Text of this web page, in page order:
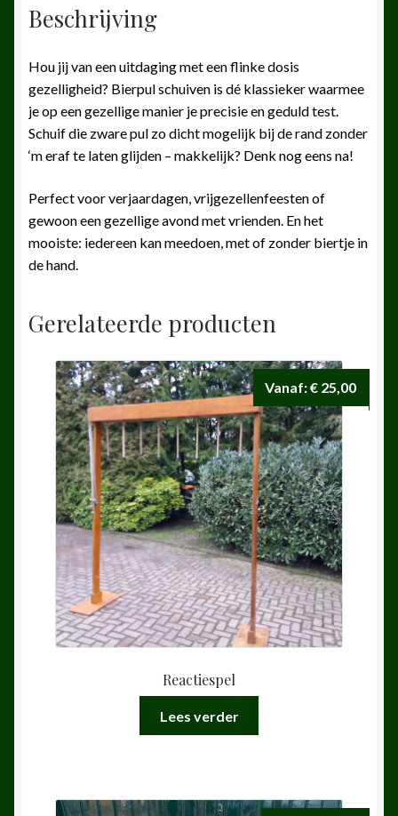
Beschrijving
Hou jij van een uitdaging met een flinke dosis
gezelligheid? Bierpul schuiven is dé klassieker waarmee
je op een gezellige manier je precisie en geduld test.
Schuif die zware pul zo dicht mogelijk bij de rand zonder
‘m eraf te laten glijden – makkelijk? Denk nog eens na!
Perfect voor verjaardagen, vrijgezellenfeesten of
gewoon een gezellige avond met vrienden. En het
mooiste: iedereen kan meedoen, met of zonder biertje in
de hand.
Gerelateerde producten
Reactiespel
Vanaf:€ 25,00
Lees verder